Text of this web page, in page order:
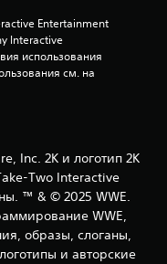
в
а
и
5
8
Entertainment
Interactive
использования
см. на
Inc. 2K и логотип 2K
Two Interactive
™ & © 2025 WWE.
WWE,
образы, слоганы,
и авторские